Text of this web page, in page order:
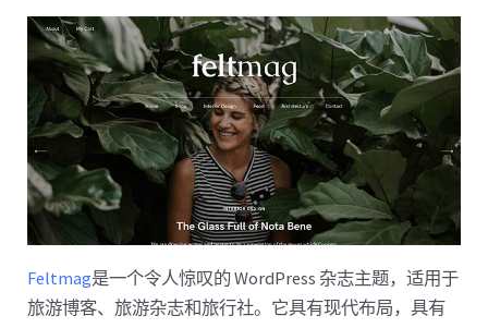
Feltmag是一个令人惊叹的 WordPress 杂志主题，适用于
旅游博客、旅游杂志和旅行社。它具有现代布局，具有